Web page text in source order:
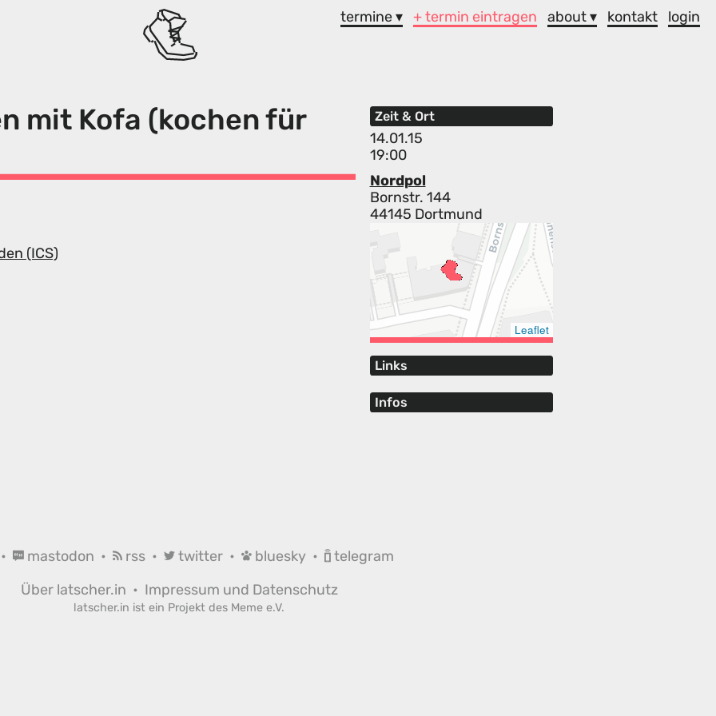
termine ▾ + termin eintragen about ▾ kontakt login
mit Kofa (kochen für Zeit & Ort
14.01.15
19:00
Nordpol
Bornstr. 144
44145 Dortmund
Leaflet
Links
Infos
(ICS)
mastodon • rss • twitter • bluesky •
telegram
Über latscher.in • Impressum und Datenschutz
latscher.in ist ein Projekt des Meme e.V.